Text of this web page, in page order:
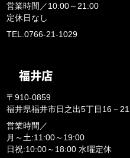
営業時間／ 10:00～21:00
定休日なし
TEL.0766-21-1029
〒910-0859
福井県福井市日之出5丁目16－21
営業時間／
月～土:11:00～19:00
日祝:10:00～18:00 水曜定休